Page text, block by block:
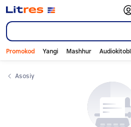
Promokod Yangi Mashhur
Asosiy
Слайдер с книгами